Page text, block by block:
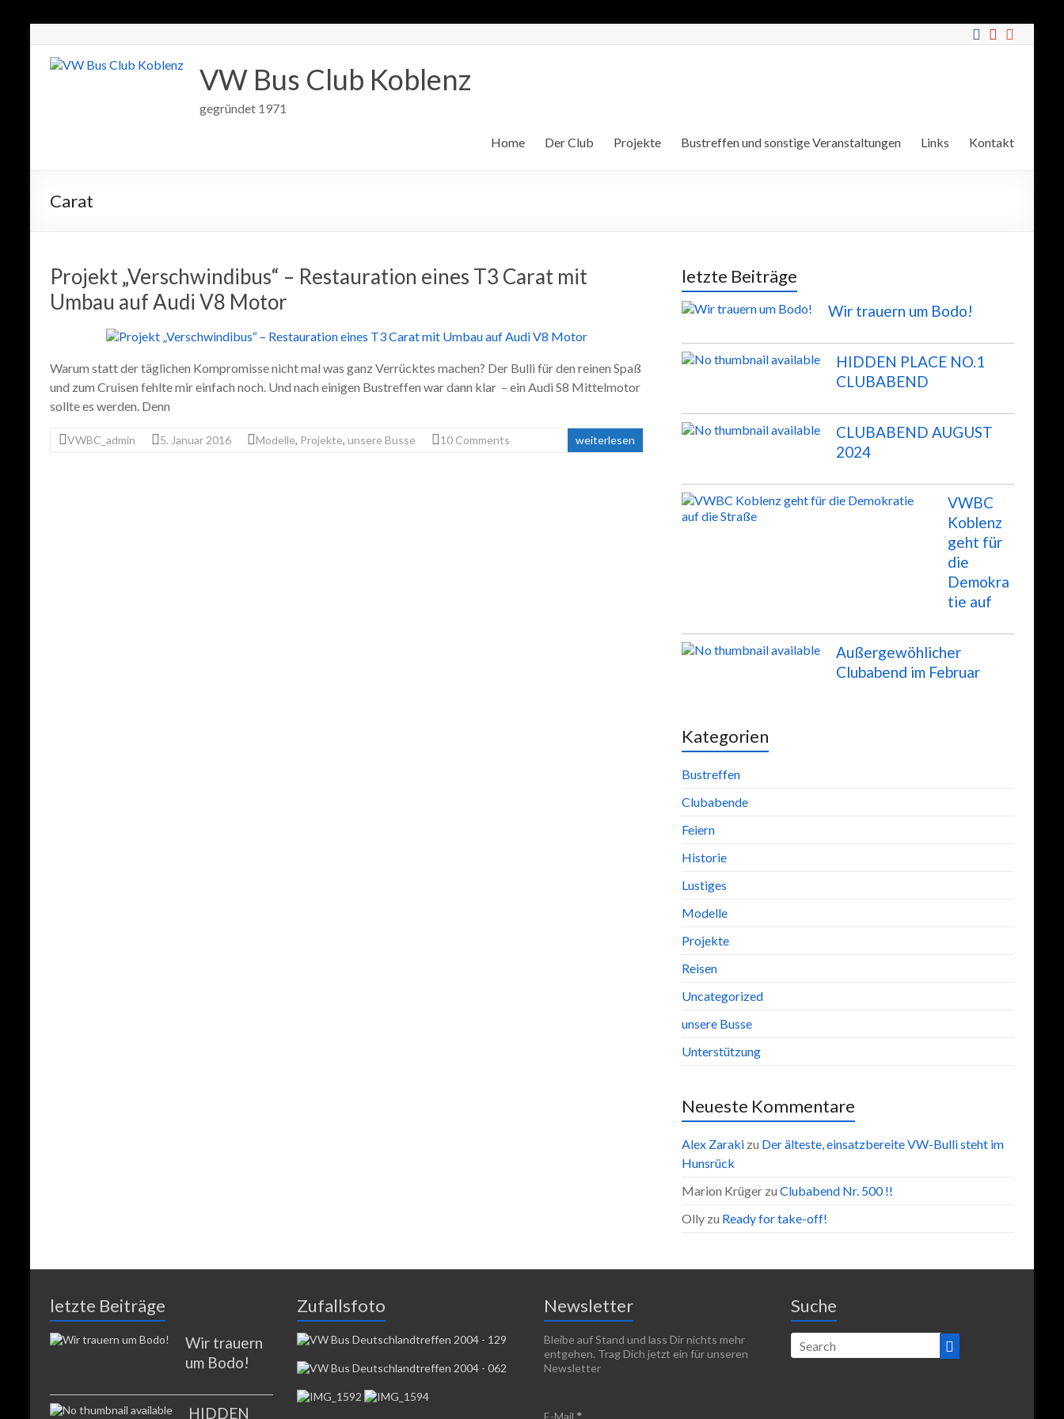
VW Bus Club Koblenz
gegründet 1971
Home Der Club Projekte Bustreffen und sonstige Veranstaltungen Links Kontakt
Carat
Projekt „Verschwindibus“ – Restauration eines T3 Carat mit
Umbau auf Audi V8 Motor
Warum statt der täglichen Kompromisse nicht mal was ganz Verrücktes machen? Der Bulli für den reinen Spaß
und zum Cruisen fehlte mir einfach noch. Und nach einigen Bustreffen war dann klar – ein Audi S8 Mittelmotor
sollte es werden. Denn
VWBC_admin 5. Januar 2016 Modelle, Projekte, unsere Busse 10 Comments weiterlesen
letzte Beiträge
Wir trauern um Bodo!
HIDDEN PLACE NO.1
CLUBABEND
CLUBABEND AUGUST
2024
VWBC
Koblenz
geht für
die
Demokra
tie auf
Außergewöhlicher
Clubabend im Februar
Kategorien
Bustreffen
Clubabende
Feiern
Historie
Lustiges
Modelle
Projekte
Reisen
Uncategorized
unsere Busse
Unterstützung
Neueste Kommentare
Alex Zaraki zu Der älteste, einsatzbereite VW-Bulli steht im
Hunsrück
Marion Krüger zu Clubabend Nr. 500 !!
Olly zu Ready for take-off!
letzte Beiträge
Wir trauern
um Bodo!
HIDDEN
Zufallsfoto Newsletter
Bleibe auf Stand und lass Dir nichts mehr
entgehen. Trag Dich jetzt ein für unseren
Newsletter
E-Mail *
Suche